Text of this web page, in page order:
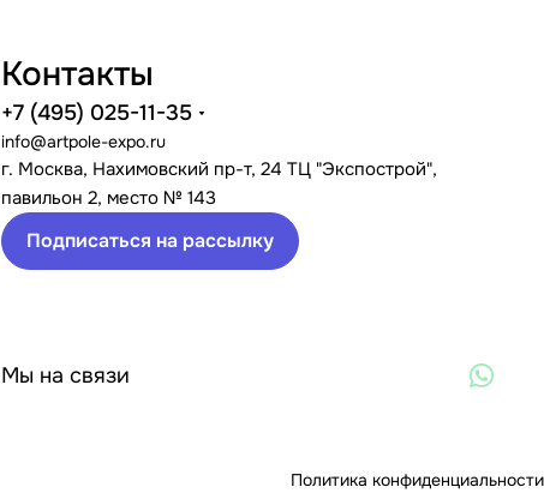
Контакты
+7 (495) 025-11-35
info@artpole-expo.ru
г. Москва, Нахимовский пр-т, 24 ТЦ "Экспострой",
павильон 2, место № 143
Подписаться на рассылку
Мы на связи
Политика конфиденциальности